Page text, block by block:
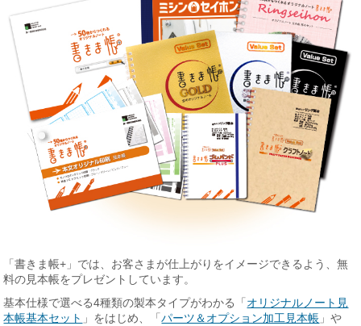
「書きま帳+」では、お客さまが仕上がりをイメージできるよう、無
料の見本帳をプレゼントしています。
基本仕様で選べる4種類の製本タイプがわかる「 オリジナルノート見
本帳基本セット 」をはじめ、「パーツ＆オプション加工見本帳 」や